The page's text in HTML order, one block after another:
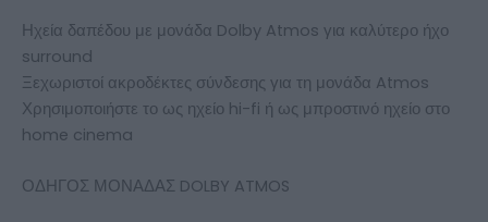
Ηχεία δαπέδου με μονάδα Dolby Atmos για καλύτερο ήχο
surround
Ξεχωριστοί ακροδέκτες σύνδεσης για τη μονάδα Atmos
Χρησιμοποιήστε το ως ηχείο hi-fi ή ως μπροστινό ηχείο στο
home cinema
ΟΔΗΓΟΣ ΜΟΝΑΔΑΣ DOLBY ATMOS